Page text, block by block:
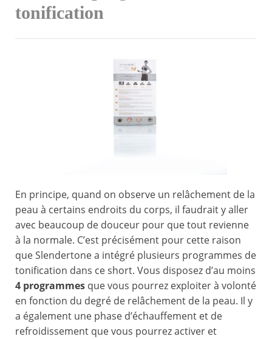
tonification
En principe, quand on observe un relâchement de la
peau à certains endroits du corps, il faudrait y aller
avec beaucoup de douceur pour que tout revienne
à la normale. C’est précisément pour cette raison
que Slendertone a intégré plusieurs programmes de
tonification dans ce short. Vous disposez d’au moins
4 programmes que vous pourrez exploiter à volonté
en fonction du degré de relâchement de la peau. Il y
a également une phase d’échauffement et de
refroidissement que vous pourrez activer et